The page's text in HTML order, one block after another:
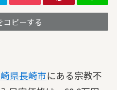
コピーする
県長崎市にある宗教不